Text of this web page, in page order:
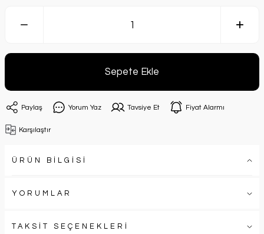
Sepete Ekle
Paylaş Yorum Yaz Tavsiye Et Fiyat Alarmı
Karşılaştır
ÜRÜN BİLGİSİ
YORUMLAR
TAKSİT SEÇENEKLERİ